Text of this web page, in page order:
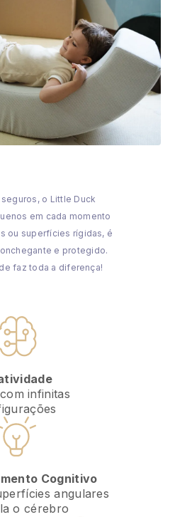
o Little Duck
em cada momento
ou superfícies rígidas, é
e protegido.
faz toda a diferença!
infinitas
Cognitivo
angulares
o cérebro